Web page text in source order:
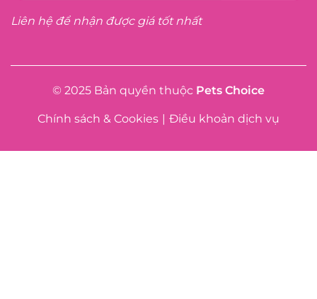
Liên hệ để nhận được giá tốt nhất
© 2025 Bản quyền thuộc Pets Choice
Chính sách & Cookies | Điều khoản dịch vụ